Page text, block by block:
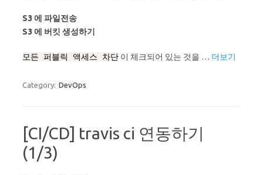
S3 에 파일전송
S3 에 버킷 생성하기
모든 퍼블릭 액세스 차단 이 체크되어 있는 것을 … 더보기
Category: DevOps
[CI/CD] travis ci 연동하기
(1/3)